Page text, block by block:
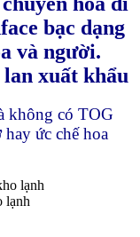
bạc dạng
và người.
xuất khẩu
không có TOG
ức chế hoa
lạnh